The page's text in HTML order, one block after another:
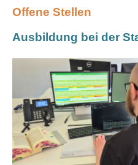
Offene Stellen
Ausbildung bei der